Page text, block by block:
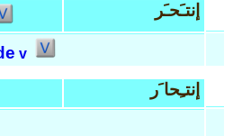
إنتـَحـَر
v
إنتـِحا َر